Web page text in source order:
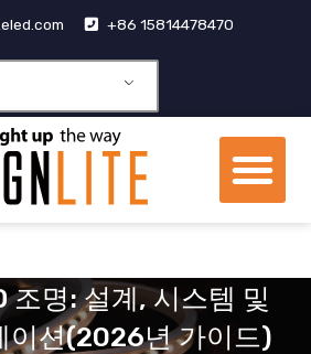
+86 15814478470
메
뉴
조명: 설계, 시스템 및
이션(2026년 가이드)